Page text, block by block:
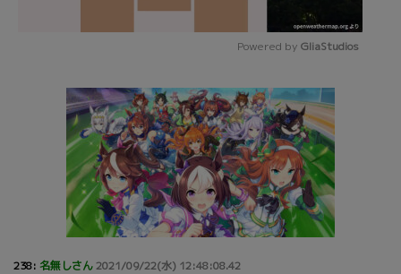
Powered by GliaStudios
238: 名無しさん2021/09/22(水) 12:48:08.42